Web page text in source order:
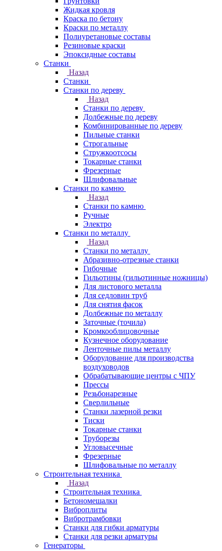
Жидкая кровля
Краска по бетону
Краски по металлу
Полиуретановые составы
Резиновые краски
Эпоксидные составы
Станки
Назад
Станки
Станки по дереву
Назад
Станки по дереву
Долбежные по дереву
Комбинированные по дереву
Пильные станки
Строгальные
Стружкоотсосы
Токарные станки
Фрезерные
Шлифовальные
Станки по камню
Назад
Станки по камню
Ручные
Электро
Станки по металлу
Назад
Станки по металлу
Абразивно-отрезные станки
Гибочные
Гильотины (гильотинные ножницы)
Для листового металла
Для седловин труб
Для снятия фасок
Долбежные по металлу
Заточные (точила)
Кромкооблицовочные
Кузнечное оборудование
Ленточные пилы металлу
Оборудование для производства
воздуховодов
Обрабатывающие центры с ЧПУ
Прессы
Резьбонарезные
Сверлильные
Станки лазерной резки
Тиски
Токарные станки
Труборезы
Угловысечные
Фрезерные
Шлифовальные по металлу
Строительная техника
Назад
Строительная техника
Бетономешалки
Виброплиты
Вибротрамбовки
Станки для гибки арматуры
Станки для резки арматуры
Генераторы